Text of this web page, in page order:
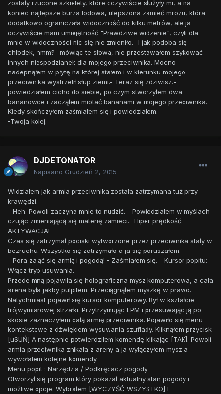
zostały rzucone szkielety, które oczywiście służyły mi, a na
koniec najlepsze burza lodowa, ulepszona zamieć mrozu, która
dodatkowo ograniczała widoczność do kilku metrów, ale ja
oczywiście mam umiejętność "Prawdziwe widzenie", czyli dla
mnie w widoczności nic się nie zmieniło.- I jak podoba się
chłodek, hmm?- mówiąc te słowa, nie przestawałem szykować
innych niespodzianek dla mojego przeciwnika. Mocno
nadepnąłem w płytę na której stałem i w kierunku mojego
przeciwnika wystrzelił słup ziemi.- Teraz się zdziwisz.-
powiedziałem cicho do siebie, po czym stworzyłem dwa
bananowce i zacząłem miotać bananami w mojego przeciwnika.
Kiedy skończyłem zaśmiałem się i powiedziałem.
-Twoja kolej.
DJDETONATOR
Napisano Grudzień 2, 2015
Widziałem jak armia przeciwnika została zatrzymana tuż przy
krawędzi.
- Heh. Powoli zaczyna mnie to nudzić. - Powiedziałem w myślach
czując zmieniającą się materię zamieci. -Hiper prędkość
AKTYWACJA!
Czas się zatrzymał pociski wytworzone przez przeciwnika stały w
bezruchu. Wszystko się zatrzymało a ja się poruszałem.
- Pora zająć się armią i pogodą! - Zaśmiałem się. - Kursor popitu:
Włącz tryb usuwania.
Przede mną pojawiła się holograficzna mysz komputerowa, a cała
arena była jakby pulpitem. Przeciągnąłem myszkę w prawo.
Natychmiast pojawił się kursor komputerowy. Był w kształcie
trójwymiarowej strzałki. Przytrzymując LPM i przesuwając ją po
skosie zaznaczyłem całą armię przeciwnika. Pojawiło się menu
kontekstowe z dźwiękiem wysuwania szuflady. Kliknąłem przycisk
[uSUŃ] A następnie potwierdziłem komendę klikając [TAK]. Powoli
armia przeciwnika znikała z areny a ja wyłączyłem mysz a
wywołałem kolejne komendy.
Menu popit : Narzędzia / Podkręcacz pogody
Otworzył się program który pokazał aktualny stan pogody i
możliwe opcje. Wybrałem [WYCZYŚĆ WSZYSTKO] I